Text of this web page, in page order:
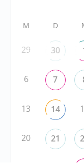
M D
29 30
6 7
13 14
20 21